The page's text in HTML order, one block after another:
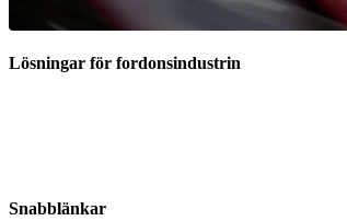
Lösningar för fordonsindustrin
Snabblänkar